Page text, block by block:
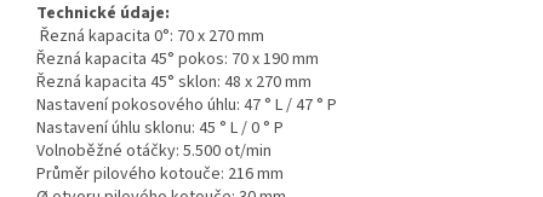
Technické údaje:
Řezná kapacita 0°: 70 x 270 mm
Řezná kapacita 45° pokos: 70 x 190 mm
Řezná kapacita 45° sklon: 48 x 270 mm
Nastavení pokosového úhlu: 47 ° L / 47 ° P
Nastavení úhlu sklonu: 45 ° L / 0 ° P
Volnoběžné otáčky: 5.500 ot/min
Průměr pilového kotouče: 216 mm